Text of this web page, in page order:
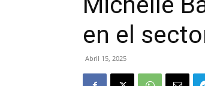
en el
Abril 15, 2025